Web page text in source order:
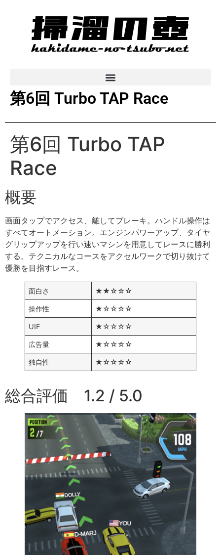
第6回 Turbo TAP Race
第6回 Turbo TAP
Race
概要
画面タップでアクセス、離してブレーキ。ハンドル操作は
すべてオートメーション。エンジンパワーアップ、タイヤ
グリップアップを行い速いマシンを用意してレースに勝利
する。テクニカルなコースをアクセルワークで切り抜けて
優勝を目指すレース。
面白さ ★★☆☆☆
操作性 ★☆☆☆☆
UIF ★☆☆☆☆
広告量 ★☆☆☆☆
独自性 ★☆☆☆☆
総合評価 1.2 / 5.0